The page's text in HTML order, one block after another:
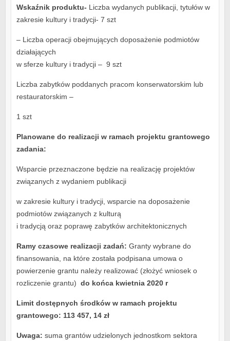
Wskaźnik produktu- Liczba wydanych publikacji, tytułów w
zakresie kultury i tradycji- 7 szt
– Liczba operacji obejmujących doposażenie podmiotów
działających
w sferze kultury i tradycji – 9 szt
Liczba zabytków poddanych pracom konserwatorskim lub
restauratorskim –
1 szt
Planowane do realizacji w ramach projektu grantowego
zadania:
Wsparcie przeznaczone będzie na realizację projektów
związanych z wydaniem publikacji
w zakresie kultury i tradycji, wsparcie na doposażenie
podmiotów związanych z kulturą
i tradycją oraz poprawę zabytków architektonicznych
Ramy czasowe realizacji zadań: Granty wybrane do
finansowania, na które została podpisana umowa o
powierzenie grantu należy realizować (złożyć wniosek o
rozliczenie grantu) do końca kwietnia 2020 r
Limit dostępnych środków w ramach projektu
grantowego: 113 457, 14 zł
Uwaga: suma grantów udzielonych jednostkom sektora